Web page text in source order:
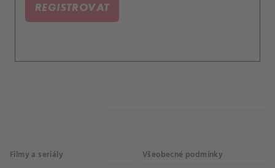
REGISTROVAT
Filmy a seriály Všeobecné podmínky